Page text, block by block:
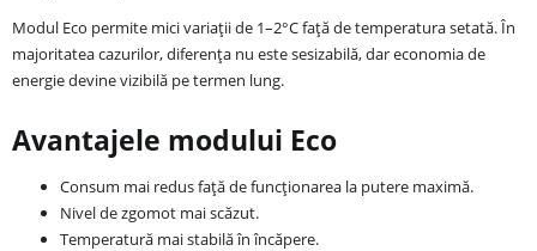
Modul Eco permite mici variații de 1–2°C față de temperatura setată. În
majoritatea cazurilor, diferența nu este sesizabilă, dar economia de
energie devine vizibilă pe termen lung.
Avantajele modului Eco
Consum mai redus față de funcționarea la putere maximă.
Nivel de zgomot mai scăzut.
Temperatură mai stabilă în încăpere.